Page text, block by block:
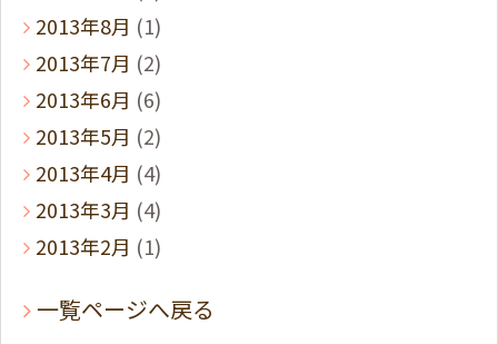
2013年8月 (1)
2013年7月 (2)
2013年6月 (6)
2013年5月 (2)
2013年4月 (4)
2013年3月 (4)
2013年2月 (1)
一覧ページへ戻る